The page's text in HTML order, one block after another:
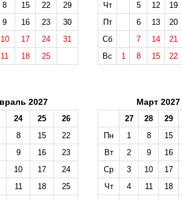
8 15 22
29
9 16 23
30
10 17 24
31
11 18 25
Чт
5 12 19
Пт
6 13 20
Сб
7 14 21
Вс
1 8 15 22
2027
24 25
26
8 15
22
9 16
23
10 17
24
11 18
25
Март 2027
27 28 29
Пн
1 8 15
Вт
2 9 16
Ср
3 10 17
Чт
4 11 18